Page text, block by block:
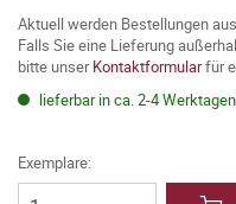
Aktuell werden Bestellungen
Falls Sie eine Lieferung
bitte unserKontaktformularfür
lieferbar in ca. 2-4 Werktagen
Exemplare: